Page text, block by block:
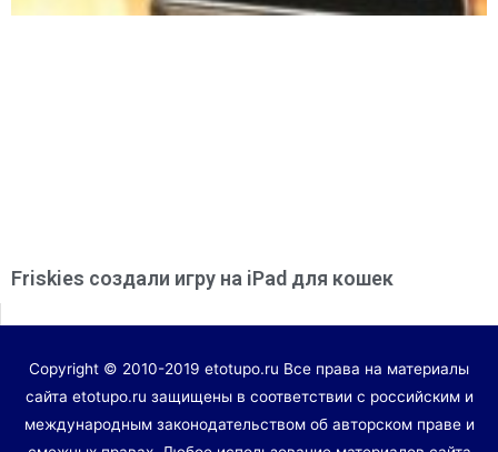
Friskies создали игру на iPad для кошек
Copyright © 2010-2019 etotupo.ru Все права на материалы
сайта etotupo.ru защищены в соответствии с российским и
международным законодательством об авторском праве и